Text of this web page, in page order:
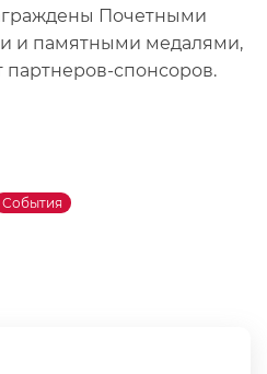
Почетными
и памятными медалями,
партнеров-спонсоров.
События